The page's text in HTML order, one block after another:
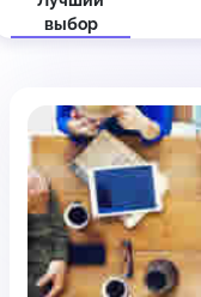
выбор